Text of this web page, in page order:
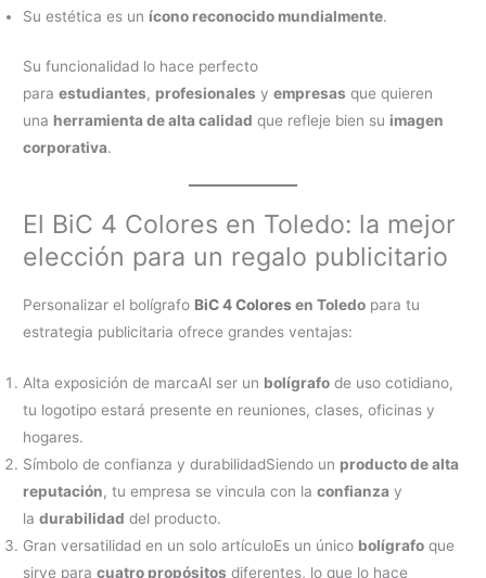
Su estética es un ícono reconocido mundialmente.
Su funcionalidad lo hace perfecto
paraestudiantes, profesionales yempresas que quieren
una herramienta de alta calidad que refleje bien su imagen
corporativa.
El BiC 4 Colores en Toledo: la mejor
elección para un regalo publicitario
Personalizar el bolígrafo BiC 4 Colores en Toledo para tu
estrategia publicitaria ofrece grandes ventajas:
Alta exposición de marcaAl ser un bolígrafo de uso cotidiano,
tu logotipo estará presente en reuniones, clases, oficinas y
hogares.
Símbolo de confianza y durabilidadSiendo un producto de alta
reputación, tu empresa se vincula con laconfianza y
ladurabilidad del producto.
Gran versatilidad en un solo artículoEs un único bolígrafo que
sirve paracuatro propósitos diferentes, lo que lo hace